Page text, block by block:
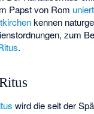
Papst von Rom
kennen
zum
.
wird die seit der